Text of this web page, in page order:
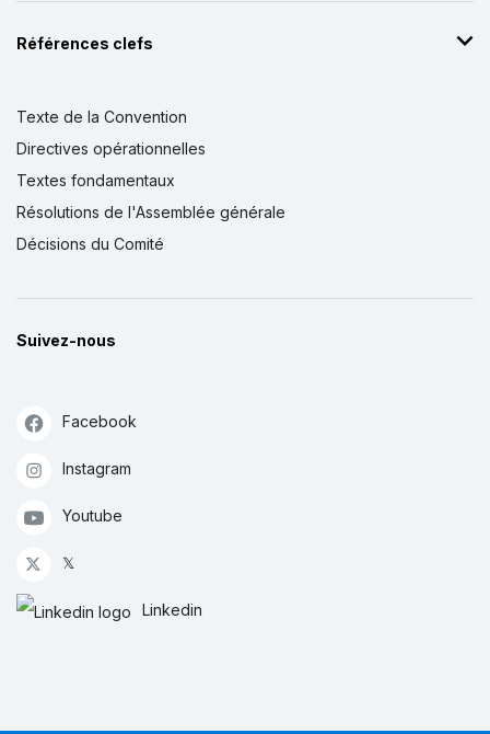
Références clefs
Texte de la Convention
Directives opérationnelles
Textes fondamentaux
Résolutions de l'Assemblée générale
Décisions du Comité
Suivez-nous
Facebook
Instagram
Youtube
𝕏
Linkedin